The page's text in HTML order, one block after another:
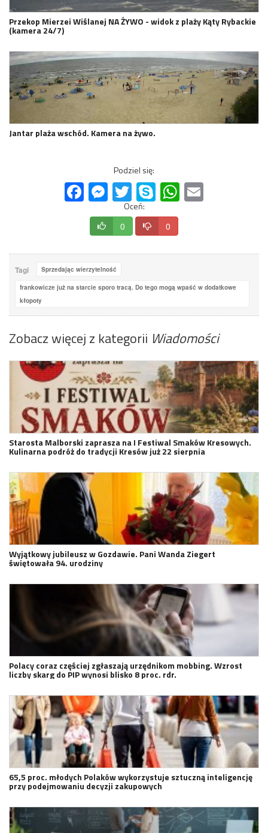
Przekop Mierzei Wiślanej NA ŻYWO - widok z plaży Kąty Rybackie
(kamera 24/7)
Jantar plaża wschód. Kamera na żywo.
Podziel się:
FacebookMessenger
Twitter Skype WhatsApp
Oceń:
0 0
Tagi Sprzedając wierzytelność
frankowicze już na starcie sporo tracą. Do tego mogą wpaść w dodatkowe
kłopoty
Zobacz więcej z kategorii Wiadomości
Starosta Malborski zaprasza na I Festiwal Smaków Kresowych.
Kulinarna podróż do tradycji Kresów już 22 sierpnia
Wyjątkowy jubileusz w Gozdawie. Pani Wanda Ziegert
świętowała 94. urodziny
Polacy coraz częściej zgłaszają urzędnikom mobbing. Wzrost
liczby skarg do PIP wynosi blisko 8 proc. rdr.
65,5 proc. młodych Polaków wykorzystuje sztuczną inteligencję
przy podejmowaniu decyzji zakupowych